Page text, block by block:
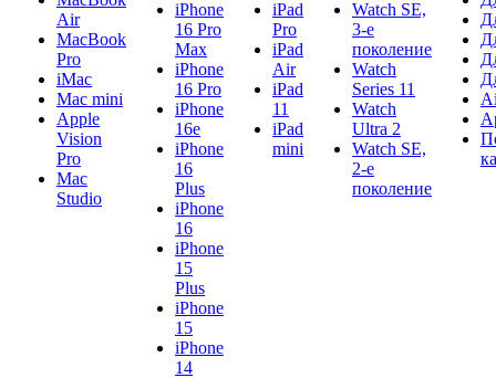
Air
MacBook
Pro
iMac
Mac mini
Apple
Vision
Pro
Mac
Studio
iPhone
16 Pro
Max
iPhone
16 Pro
iPhone
16e
iPhone
16
Plus
iPhone
16
iPhone
15
Plus
iPhone
15
iPhone
14
iPad
Pro
iPad
Air
iPad
11
iPad
mini
Watch SE,
3-е
поколение
Watch
Series 11
Watch
Ultra 2
Watch SE,
2-е
поколение